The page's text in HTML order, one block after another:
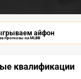
айфон
за прогнозы на MLBB
квалификации